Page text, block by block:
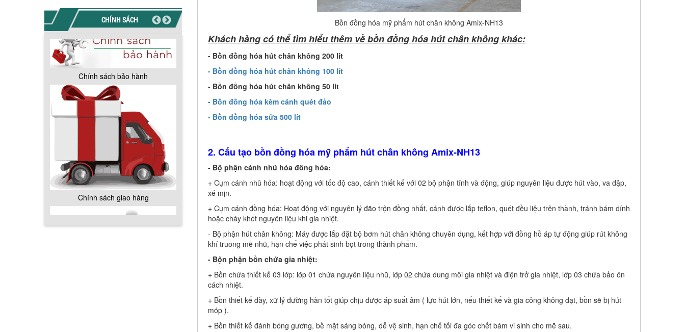
CHÍNH SÁCH
Chính sách giao hàng
Hướng dẫn thanh toán mua hàng
Bồn đồng hóa mỹ phẩm hút chân không Amix-NH13
Khách hàng có thể tìm hiểu thêm về bồn đồng hóa hút chân không khác:
- Bồn đồng hóa hút chân không 200 lít
- Bồn đồng hóa hút chân không 100 lít
- Bồn đồng hóa hút chân không 50 lít
- Bồn đồng hóa kèm cánh quét đảo
- Bồn đồng hóa sữa 500 lít
2. Cấu tạo bồn đồng hóa mỹ phẩm hút chân không Amix-NH13
- Bộ phận cánh nhũ hóa đồng hóa:
+ Cụm cánh nhũ hóa: hoạt động với tốc độ cao, cánh thiết kế với 02 bộ phận tĩnh và động, giúp nguyên liệu được hút vào, va dập,
xé mịn.
+ Cụm cánh đồng hóa: Hoạt động với nguyên lý đão trộn đồng nhất, cánh được lắp teflon, quét đều liệu trên thành, tránh bám dính
hoặc cháy khét nguyên liệu khi gia nhiệt.
- Bộ phận hút chân không: Máy được lắp đặt bộ bơm hút chân không chuyên dụng, kết hợp với đồng hồ áp tự động giúp rút không
khí truong mẽ nhũ, hạn chế việc phát sinh bọt trong thành phẩm.
- Bộn phận bồn chứa gia nhiệt:
+ Bồn chứa thiết kế 03 lớp: lớp 01 chứa nguyên liệu nhũ, lớp 02 chứa dung môi gia nhiệt và điện trở gia nhiệt, lớp 03 chứa bảo ôn
cách nhiệt.
+ Bồn thiết kế dày, xữ lý đường hàn tốt giúp chịu được áp suất âm ( lực hút lớn, nếu thiết kế và gia công không đạt, bồn sẽ bị hút
móp ).
+ Bồn thiết kế đánh bóng gương, bề mặt sáng bóng, dễ vệ sinh, hạn chế tối đa góc chết bám vi sinh cho mẽ sau.